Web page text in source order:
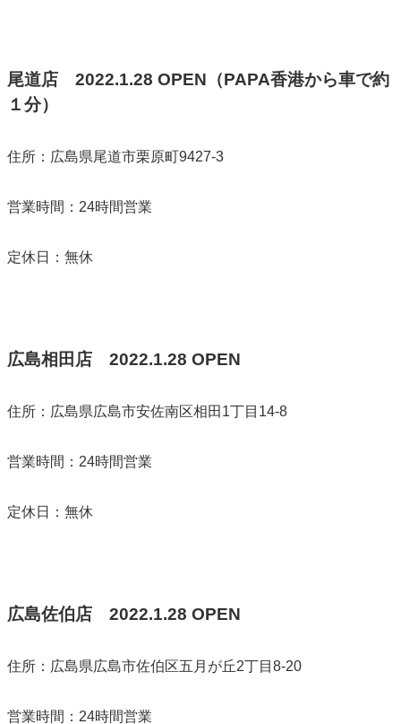
尾道店 2022.1.28 OPEN（PAPA香港から車で約
１分）
住所：広島県尾道市栗原町9427-3
営業時間：24時間営業
定休日：無休
広島相田店 2022.1.28 OPEN
住所：広島県広島市安佐南区相田1丁目14‐8
営業時間：24時間営業
定休日：無休
広島佐伯店 2022.1.28 OPEN
住所：広島県広島市佐伯区五月が丘2丁目8-20
営業時間：24時間営業